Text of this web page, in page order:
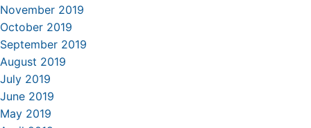
November 2019
October 2019
September 2019
August 2019
July 2019
June 2019
May 2019